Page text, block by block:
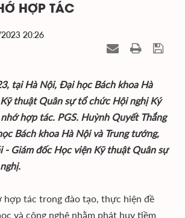
HỢP TÁC
20:26
tại Hà Nội, Đại học Bách khoa Hà
thuật Quân sự tổ chức Hội nghị Ký
hợp tác. PGS. Huỳnh Quyết Thắng
Bách khoa Hà Nội và Trung tướng,
- Giám đốc Học viện Kỹ thuật Quân sự
hợp tác trong đào tạo, thực hiện đề
và công nghệ nhằm phát huy tiềm